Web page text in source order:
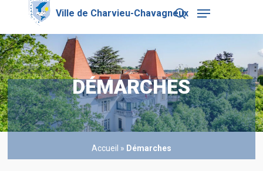
content
search
Menu
DÉMARCHES
Accueil » Démarches
Close